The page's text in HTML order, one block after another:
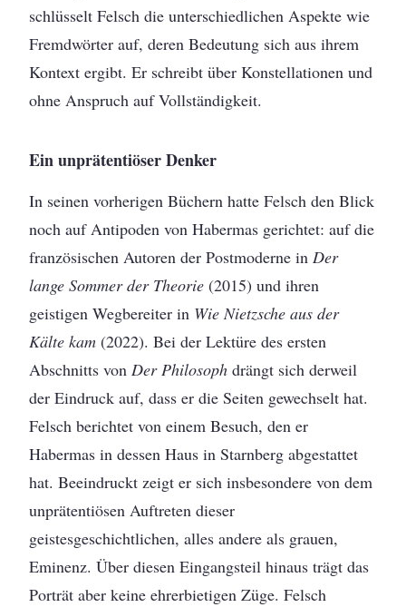
schlüsselt Felsch die unterschiedlichen Aspekte wie
Fremdwörter auf, deren Bedeutung sich aus ihrem
Kontext ergibt. Er schreibt über Konstellationen und
ohne Anspruch auf Vollständigkeit.
Ein unprätentiöser Denker
In seinen vorherigen Büchern hatte Felsch den Blick
noch auf Antipoden von Habermas gerichtet: auf die
französischen Autoren der Postmoderne inDer
lange Sommer der Theorie(2015) und ihren
geistigen Wegbereiter in Wie Nietzsche aus der
Kälte kam (2022). Bei der Lektüre des ersten
Abschnitts vonDer Philosoph drängt sich derweil
der Eindruck auf, dass er die Seiten gewechselt hat.
Felsch berichtet von einem Besuch, den er
Habermas in dessen Haus in Starnberg abgestattet
hat. Beeindruckt zeigt er sich insbesondere von dem
unprätentiösen Auftreten dieser
geistesgeschichtlichen, alles andere als grauen,
Eminenz. Über diesen Eingangsteil hinaus trägt das
Porträt aber keine ehrerbietigen Züge. Felsch